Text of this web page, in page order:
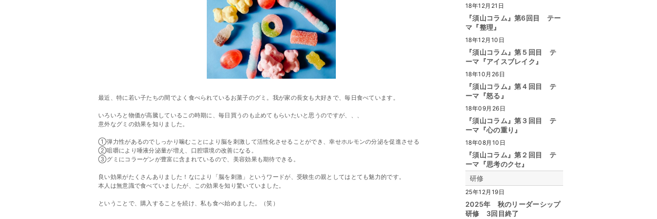
最近、特に若い子たちの間でよく食べられているお菓子のグミ。我が家の長女も大好きで、毎日食べています。
いろいろと物価が高騰しているこの時期に、毎日買うのも止めてもらいたいと思うのですが、、、
意外なグミの効果を知りました。
①弾力性があるのでしっかり噛むことにより脳を刺激して活性化させることができ、幸せホルモンの分泌を促進させる
②咀嚼により唾液分泌量が増え、口腔環境の改善になる。
③グミにコラーゲンが豊富に含まれているので、美容効果も期待できる。
良い効果がたくさんありました！なにより「脳を刺激」というワードが、受験生の親としてはとても魅力的です。
本人は無意識で食べていましたが、この効果を知り驚いていました。
ということで、購入することを続け、私も食べ始めました。（笑）
18年12月21日
『須山コラム』第6回目 テー
マ『整理』
18年12月10日
『須山コラム』第５回目 テ
ーマ『アイスブレイク』
18年10月26日
『須山コラム』第４回目 テ
ーマ『怒る』
18年09月26日
『須山コラム』第３回目 テ
ーマ『心の重り』
18年08月10日
『須山コラム』第２回目 テ
ーマ『思考のクセ』
研修
25年12月19日
2025年 秋のリーダーシップ
研修 3回目終了